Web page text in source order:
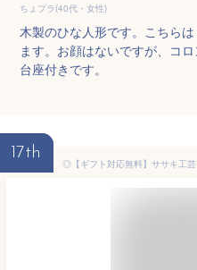
ちょプラ(40代・女性)
木製のひな人形です。こちら
ます。お顔はないですが、コ
台座付きです。
17th